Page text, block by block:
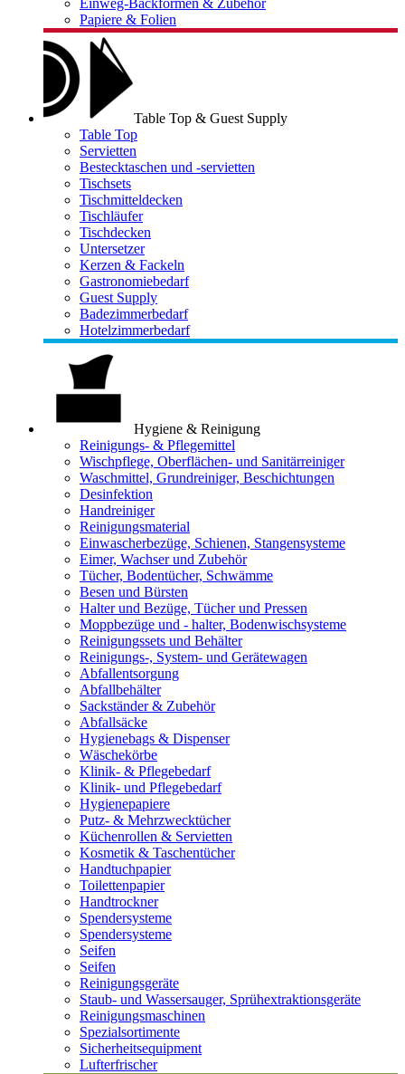
Einweg-Backformen & Zubehör
Papiere & Folien
Table Top & Guest Supply
Table Top
Servietten
Bestecktaschen und -servietten
Tischsets
Tischmitteldecken
Tischläufer
Tischdecken
Untersetzer
Kerzen & Fackeln
Gastronomiebedarf
Guest Supply
Badezimmerbedarf
Hotelzimmerbedarf
Hygiene & Reinigung
Reinigungs- & Pflegemittel
Wischpflege, Oberflächen- und Sanitärreiniger
Waschmittel, Grundreiniger, Beschichtungen
Desinfektion
Handreiniger
Reinigungsmaterial
Einwascherbezüge, Schienen, Stangensysteme
Eimer, Wachser und Zubehör
Tücher, Bodentücher, Schwämme
Besen und Bürsten
Halter und Bezüge, Tücher und Pressen
Moppbezüge und - halter, Bodenwischsysteme
Reinigungssets und Behälter
Reinigungs-, System- und Gerätewagen
Abfallentsorgung
Abfallbehälter
Sackständer & Zubehör
Abfallsäcke
Hygienebags & Dispenser
Wäschekörbe
Klinik- & Pflegebedarf
Klinik- und Pflegebedarf
Hygienepapiere
Putz- & Mehrzwecktücher
Küchenrollen & Servietten
Kosmetik & Taschentücher
Handtuchpapier
Toilettenpapier
Handtrockner
Spendersysteme
Spendersysteme
Seifen
Seifen
Reinigungsgeräte
Staub- und Wassersauger, Sprühextraktionsgeräte
Reinigungsmaschinen
Spezialsortimente
Sicherheitsequipment
Lufterfrischer